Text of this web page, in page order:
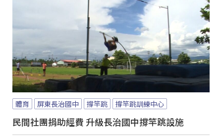
體育 屏東長治國中 撐竿跳 撐竿跳訓練中心
民間社團捐助經費 升級長治國中撐竿跳設施